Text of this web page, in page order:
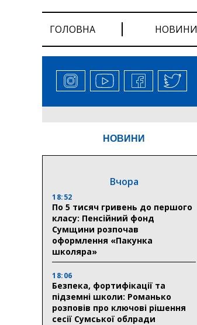
ГОЛОВНА НОВИНИ
НОВИНИ
Вчора
18:52
По 5 тисяч гривень до першого
класу: Пенсійний фонд
Сумщини розпочав
оформлення «Пакунка
школяра»
18:06
Безпека, фортифікації та
підземні школи: Романько
розповів про ключові рішення
сесії Сумської облради